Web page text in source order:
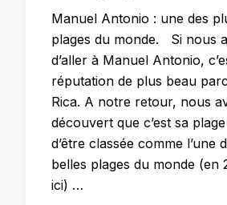
Manuel Antonio : une des
plages du monde. Si nous
d’aller à Manuel Antonio,
réputation de plus beau
Rica. A notre retour, nous
découvert que c’est sa
d’être classée comme l’une
belles plages du monde (en
ici) …